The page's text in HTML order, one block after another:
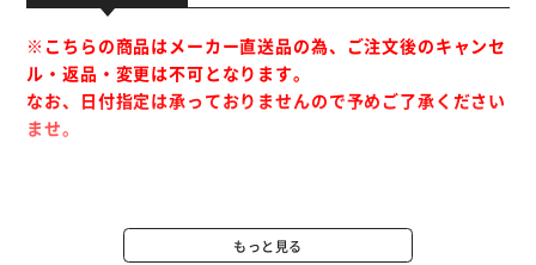
※こちらの商品はメーカー直送品の為、ご注文後のキャンセ
ル・返品・変更は不可となります。
なお、日付指定は承っておりませんので予めご了承ください
ませ。
もっと見る